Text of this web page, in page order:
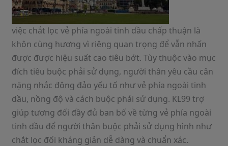
việc chắt lọc vẻ phía ngoài tinh dầu chấp thuận là
khôn cùng hương vì riêng quan trọng để vẫn nhấn
được được hiệu suất cao tiêu bớt. Tùy thuộc vào mục
đích tiêu buộc phải sử dụng, người thân yêu cầu cân
nặng nhắc đông đảo yếu tố như vẻ phía ngoài tinh
dầu, nồng độ và cách buộc phải sử dụng. KL99 trợ
giúp tương đối đầy đủ ban bố về từng vẻ phía ngoài
tinh dầu để người thân buộc phải sử dụng hình như
chắt lọc đối kháng giản dễ dàng và chuẩn xác.